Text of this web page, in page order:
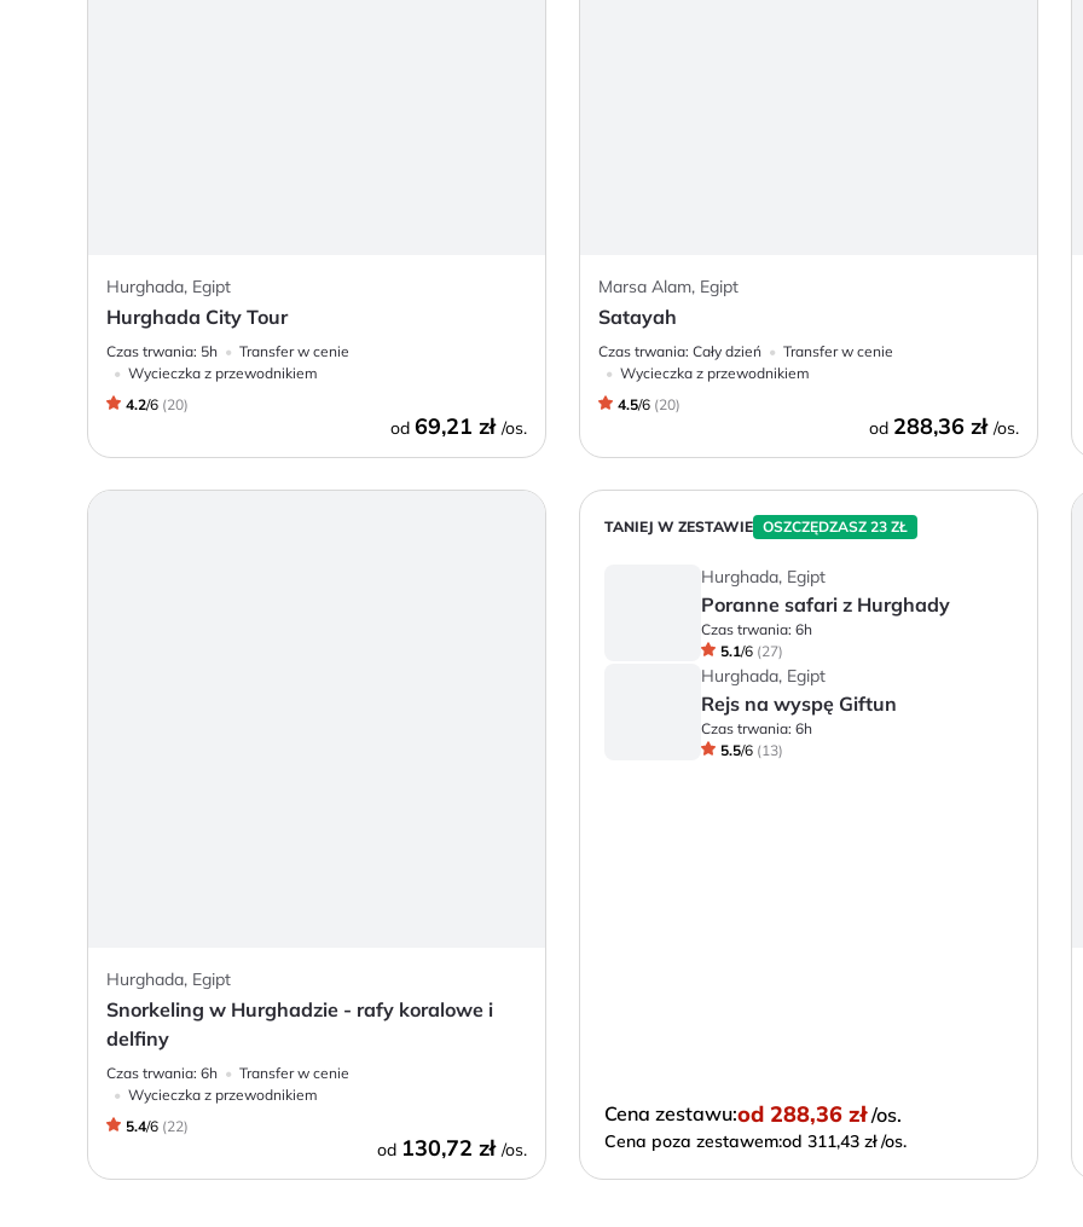
Hurghada, Egipt
Hurghada City Tour
Czas trwania: 5h
Transfer w cenie
Wycieczka z przewodnikiem
4.2/6 (20)
od69,21 zł /os.
Marsa Alam, Egipt
Satayah
Czas trwania: Cały dzień
Transfer w cenie
Wycieczka z przewodnikiem
4.5/6 (20)
od 288,36 zł /os.
Hurghada, Egipt
Snorkeling w Hurghadzie - rafy koralowe i
delfiny
Czas trwania: 6h
Transfer w cenie
Wycieczka z przewodnikiem
5.4/6 (22)
od 130,72 zł /os.
TANIEJ W ZESTAWIE OSZCZĘDZASZ 23 ZŁ
Hurghada, Egipt
Poranne safari z Hurghady
Czas trwania: 6h
5.1/6 (27)
Hurghada, Egipt
Rejs na wyspę Giftun
Czas trwania: 6h
5.5/6 (13)
Cena zestawu:od 288,36 zł /os.
Cena poza zestawem:od 311,43 zł /os.